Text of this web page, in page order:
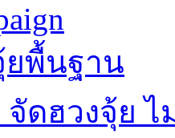
พื้นฐาน
ดฮวงจุ้ย ไ